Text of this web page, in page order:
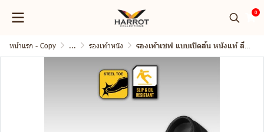
0
หน้าแรก - Copy ... รองเท้าหนัง รองเท้าเชฟ แบบเปิดส้น หนังแท้ สีดำ